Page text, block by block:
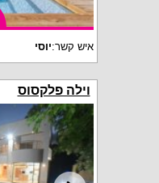
איש קשר:יוסי
וילה פלקסוס